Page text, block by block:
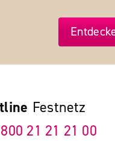
Festnetz
21 21 21 00